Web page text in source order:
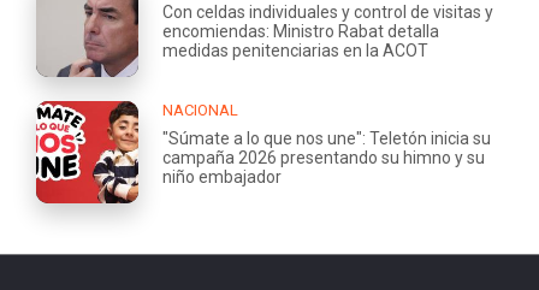
Con celdas individuales y control de visitas y
encomiendas: Ministro Rabat detalla
medidas penitenciarias en la ACOT
NACIONAL
"Súmate a lo que nos une": Teletón inicia su
campaña 2026 presentando su himno y su
niño embajador